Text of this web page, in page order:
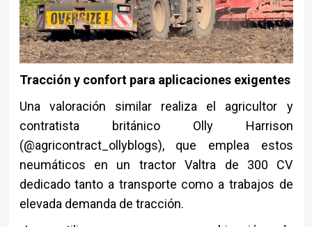
Tracción y confort para aplicaciones exigentes
Una valoración similar realiza el agricultor y
contratista británico Olly Harrison
(@agricontract_ollyblogs), que emplea estos
neumáticos en un tractor Valtra de 300 CV
dedicado tanto a transporte como a trabajos de
elevada demanda de tracción.